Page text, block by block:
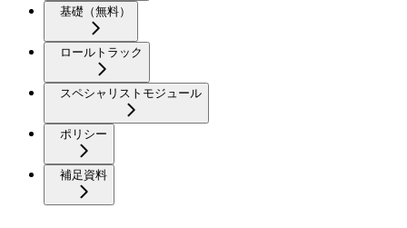
基礎（無料）
ロールトラック
スペシャリストモジュール
ポリシー
補足資料